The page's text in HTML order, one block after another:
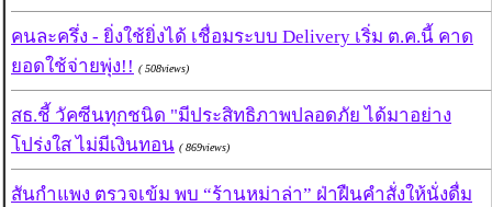
คนละครึ่ง - ยิ่งใช้ยิ่งได้ เชื่อมระบบ Delivery เริ่ม ต.ค.นี้ คาด
ยอดใช้จ่ายพุ่ง!! ( 508views)
สธ.ชี้ วัคซีนทุกชนิด "มีประสิทธิภาพปลอดภัย ได้มาอย่าง
โปร่งใส ไม่มีเงินทอน ( 869views)
สันกำแพง ตรวจเข้ม พบ “ร้านหม่าล่า” ฝ่าฝืนคำสั่งให้นั่งดื่ม